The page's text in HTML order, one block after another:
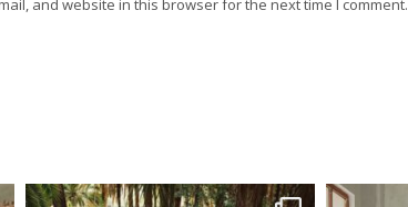
and website in this browser for the next time I comment.